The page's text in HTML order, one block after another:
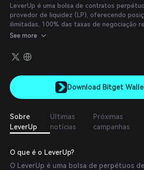
Português (Brasil)
Español (Argentina)
LeverUp é uma bolsa de contratos
provedor de liquidez (LP), oferecendo
ilimitadas, 100% das taxas de negociação
e alavancagem de até 1001x. (leverup.xyz)
See more
Download Bitget
Sobre
LeverUp
Últimas
notícias
Próximas
campanhas
O que é o LeverUp?
O LeverUp é uma bolsa de perpétuos